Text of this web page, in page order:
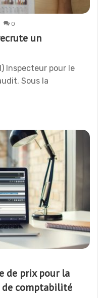
0
un
Inspecteur pour le
Sous la
de prix pour la
de comptabilité